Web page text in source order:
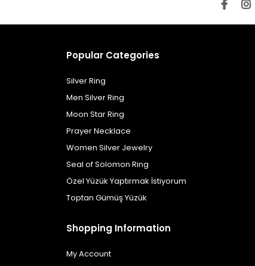
Popular Categories
Silver Ring
Men Silver Ring
Moon Star Ring
Prayer Necklace
Women Silver Jewelry
Seal of Solomon Ring
Özel Yüzük Yaptırmak İstiyorum
Toptan Gümüş Yüzük
Shopping Information
My Account